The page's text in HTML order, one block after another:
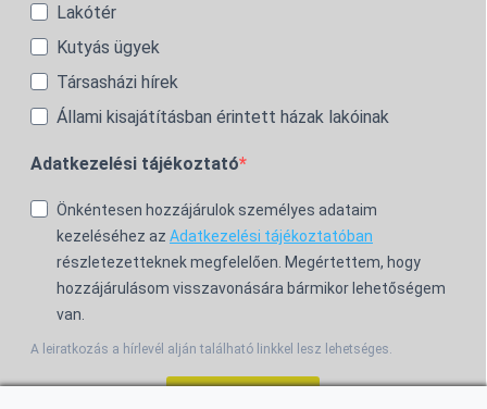
Lakótér
Kutyás ügyek
Társasházi hírek
Állami kisajátításban érintett házak lakóinak
Adatkezelési tájékoztató
Önkéntesen hozzájárulok személyes adataim
kezeléséhez az Adatkezelési tájékoztatóban
részletezetteknek megfelelően. Megértettem, hogy
hozzájárulásom visszavonására bármikor lehetőségem
van.
A leiratkozás a hírlevél alján található linkkel lesz lehetséges.